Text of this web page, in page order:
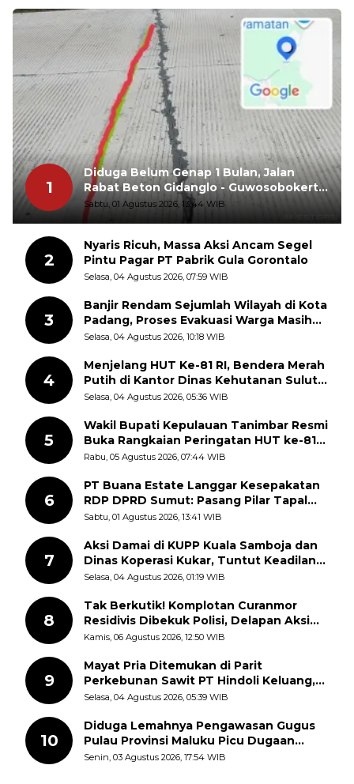
1
Diduga Belum Genap 1 Bulan, Jalan
Rabat Beton Gidanglo - Guwosobokerto
Sudah Pecah
Sabtu, 01 Agustus 2026, 13:44 WIB
2
Nyaris Ricuh, Massa Aksi Ancam Segel
Pintu Pagar PT Pabrik Gula Gorontalo
Selasa, 04 Agustus 2026, 07:59 WIB
3
Banjir Rendam Sejumlah Wilayah di Kota
Padang, Proses Evakuasi Warga Masih
Berlangsung
Selasa, 04 Agustus 2026, 10:18 WIB
4
Menjelang HUT Ke-81 RI, Bendera Merah
Putih di Kantor Dinas Kehutanan Sulut
Disorot Warga
Selasa, 04 Agustus 2026, 05:36 WIB
5
Wakil Bupati Kepulauan Tanimbar Resmi
Buka Rangkaian Peringatan HUT ke-81
Kemerdekaan RI, ASN Diajak Perkuat
Rabu, 05 Agustus 2026, 07:44 WIB
6
PT Buana Estate Langgar Kesepakatan
RDP DPRD Sumut: Pasang Pilar Tapal
Batas Sepihak Tanpa Libatkan
Sabtu, 01 Agustus 2026, 13:41 WIB
7
Aksi Damai di KUPP Kuala Samboja dan
Dinas Koperasi Kukar, Tuntut Keadilan
dan Kesempatan Kerja yang Adil
Selasa, 04 Agustus 2026, 01:19 WIB
8
Tak Berkutik! Komplotan Curanmor
Residivis Dibekuk Polisi, Delapan Aksi
Curanmor Di Candipuro Terungkap
Kamis, 06 Agustus 2026, 12:50 WIB
9
Mayat Pria Ditemukan di Parit
Perkebunan Sawit PT Hindoli Keluang,
Polisi Selidiki Penyebab Kematian
Selasa, 04 Agustus 2026, 05:39 WIB
10
Diduga Lemahnya Pengawasan Gugus
Pulau Provinsi Maluku Picu Dugaan
Pungli terhadap Nelayan Bale-Bale di
Senin, 03 Agustus 2026, 17:54 WIB